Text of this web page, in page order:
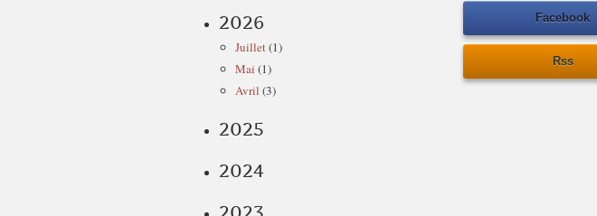
2026
Juillet(1)
Mai (1)
Avril (3)
2025
2024
Facebook
Rss